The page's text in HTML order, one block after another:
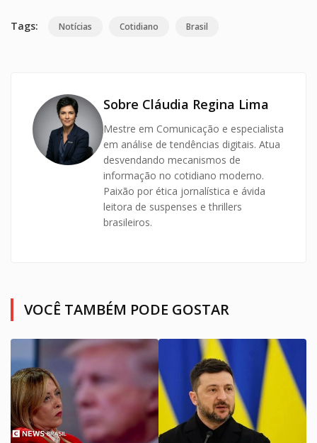
Tags: Notícias Cotidiano Brasil
Sobre Cláudia Regina Lima
Mestre em Comunicação e especialista
em análise de tendências digitais. Atua
desvendando mecanismos de
informação no cotidiano moderno.
Paixão por ética jornalística e ávida
leitora de suspenses e thrillers
brasileiros.
VOCÊ TAMBÉM PODE GOSTAR